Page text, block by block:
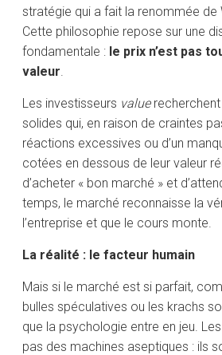
stratégie qui a fait la renommée de
Cette philosophie repose sur une
fondamentale : le prix n’est pas
valeur.
Les investisseurs valuerecherchent
solides qui, en raison de craintes
réactions excessives ou d’un
cotées en dessous de leur valeur
d’acheter « bon marché » et
temps, le marché reconnaisse la
l’entreprise et que le cours monte.
La réalité : le facteur humain
Mais si le marché est si parfait,
bulles spéculatives ou les krachs
que la psychologie entre en jeu.
pas des machines aseptiques : ils